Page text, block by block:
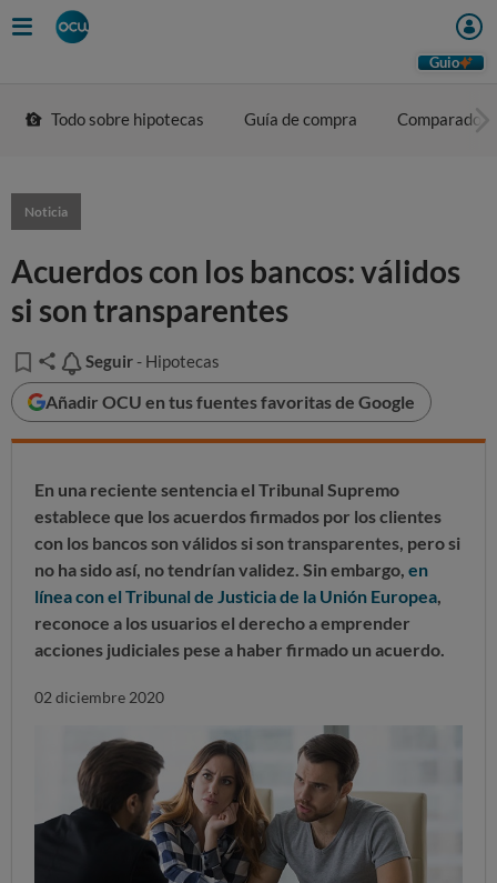
Guio
Todo sobre hipotecas Guía de compra Comparador
Noticia
Acuerdos con los bancos: válidos
si son transparentes
Seguir
Seguir - Hipotecas
Añadir OCU en tus fuentes favoritas de Google
En una reciente sentencia el Tribunal Supremo
establece que los acuerdos firmados por los clientes
con los bancos son válidos si son transparentes, pero si
no ha sido así, no tendrían validez. Sin embargo, en
línea con el Tribunal de Justicia de la Unión Europea,
reconoce a los usuarios el derecho a emprender
acciones judiciales pese a haber firmado un acuerdo.
02 diciembre 2020